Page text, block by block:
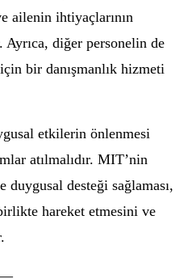
ailenin ihtiyaçlarının
Ayrıca, diğer personelin de
bir danışmanlık hizmeti
etkilerin önlenmesi
atılmalıdır. MIT’nin
desteği sağlaması,
hareket etmesini ve